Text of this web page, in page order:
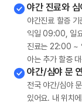
야간 진료와
야간진료 할증
익일 09:00, 일
진료는 22:00 ~
아는 추가 할증
야간/심야 문
전국 야간/심야
있어요. 내 위치